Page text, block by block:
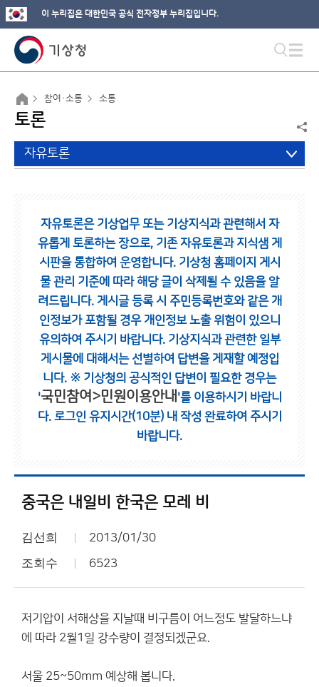
이 누리집은 대한민국 공식 전자정부 누리집입니다.
참여·소통 소통
토론
자유토론
자유토론은 기상업무 또는 기상지식과 관련해서 자
유롭게 토론하는 장으로, 기존 자유토론과 지식샘 게
시판을 통합하여 운영합니다. 기상청 홈페이지 게시
물 관리 기준에 따라 해당 글이 삭제될 수 있음을 알
려드립니다. 게시글 등록 시 주민등록번호와 같은 개
인정보가 포함될 경우 개인정보 노출 위험이 있으니
유의하여 주시기 바랍니다. 기상지식과 관련한 일부
게시물에 대해서는 선별하여 답변을 게재할 예정입
니다. ※ 기상청의 공식적인 답변이 필요한 경우는
'국민참여>민원이용안내 '를 이용하시기 바랍니
다. 로그인 유지시간(10분) 내 작성 완료하여 주시기
바랍니다.
중국은 내일비 한국은 모레 비
김선희 2013/01/30
조회수 6523
저기압이 서해상을 지날때 비구름이 어느정도 발달하느냐
에 따라 2월1일 강수량이 결정되겠군요.
서울 25~50mm 예상해 봅니다.